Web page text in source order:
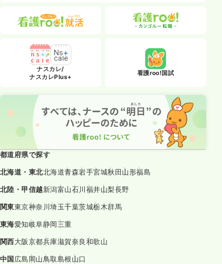
ナスカレ/
ナスカレPlus+
看護roo!国試
都道府県で探す
北海道・東北北海道青森岩手宮城秋田山形福島
北陸・甲信越新潟富山石川福井山梨長野
関東東京神奈川埼玉千葉茨城栃木群馬
東海愛知岐阜静岡三重
関西大阪京都兵庫滋賀奈良和歌山
中国広島岡山鳥取島根山口